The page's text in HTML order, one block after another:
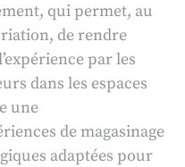
qui permet, au
de rendre
par les
dans les espaces
une
de magasinage
adaptées pour